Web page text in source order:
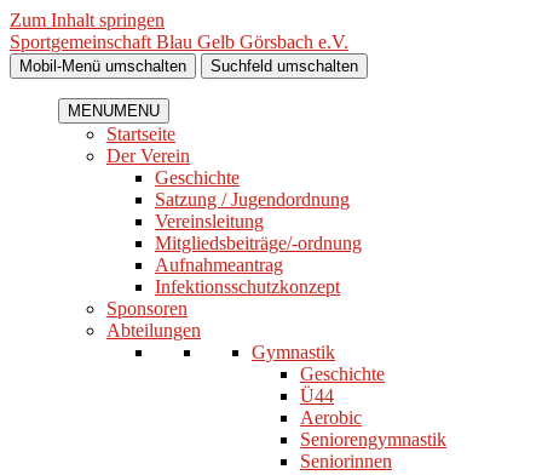
Zum Inhalt springen
Sportgemeinschaft Blau Gelb Görsbach e.V.
Mobil-Menü umschalten Suchfeld umschalten
MENUMENU
Startseite
Der Verein
Geschichte
Satzung / Jugendordnung
Vereinsleitung
Mitgliedsbeiträge/-ordnung
Aufnahmeantrag
Infektionsschutzkonzept
Sponsoren
Abteilungen
Gymnastik
Geschichte
Ü44
Aerobic
Seniorengymnastik
Seniorinnen